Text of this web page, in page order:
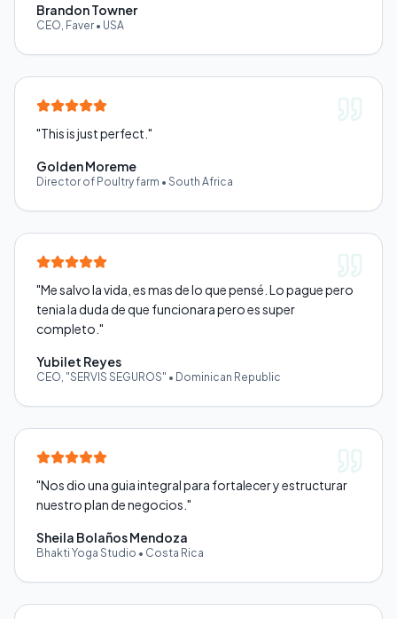
Brandon Towner
CEO, Faver • USA
"This is just perfect. "
Golden Moreme
Director of Poultry farm • South Africa
"Me salvo la vida, es mas de lo que pensé. Lo pague pero
tenia la duda de que funcionara pero es super
completo. "
Yubilet Reyes
CEO, "SERVIS SEGUROS" • Dominican Republic
"Nos dio una guia integral para fortalecer y estructurar
nuestro plan de negocios. "
Sheila Bolaños Mendoza
Bhakti Yoga Studio • Costa Rica